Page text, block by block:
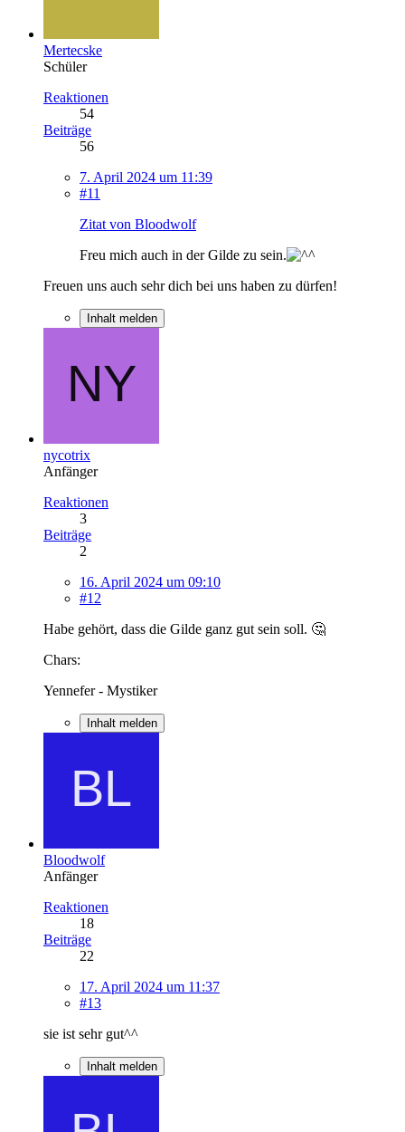
Mertecske
Schüler
Reaktionen
54
Beiträge
56
7. April 2024 um 11:39
#11
Zitat von Bloodwolf
Freu mich auch in der Gilde zu sein.
Freuen uns auch sehr dich bei uns haben zu dürfen!
Inhalt melden
nycotrix
Anfänger
Reaktionen
3
Beiträge
2
16. April 2024 um 09:10
#12
Habe gehört, dass die Gilde ganz gut sein soll. 🤔
Chars:
Yennefer - Mystiker
Inhalt melden
Bloodwolf
Anfänger
Reaktionen
18
Beiträge
22
17. April 2024 um 11:37
#13
sie ist sehr gut^^
Inhalt melden